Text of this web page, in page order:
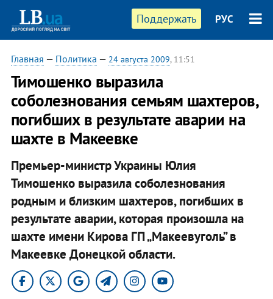
Поддержать РУС
Главная — Политика — 24 августа 2009, 11:51
Тимошенко выразила
соболезнования семьям шахтеров,
погибших в результате аварии на
шахте в Макеевке
Премьер-министр Украины Юлия
Тимошенко выразила соболезнования
родным и близким шахтеров, погибших в
результате аварии, которая произошла на
шахте имени Кирова ГП „Макеевуголь” в
Макеевке Донецкой области.